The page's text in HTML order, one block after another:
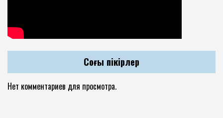
Соңғы пікірлер
Нет комментариев для просмотра.